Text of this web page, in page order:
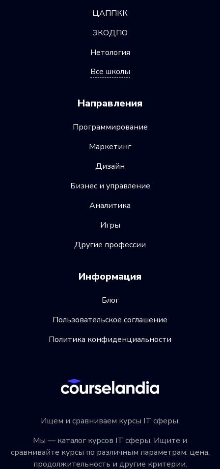
Ищем и сравниваем курсы IT сферы.
Мы — каталог курсов IT сферы. Ищите и
сравнивайте курсы по различным параметрам: цена,
продолжительность и другие критерии.
ЦАППКК
ЭКОДПО
Нетология
Все школы
Направления
Программирование
Маркетинг
Дизайн
Бизнес и управление
Аналитика
Игры
Другие профессии
Информация
Блог
Пользовательское соглашение
Политика конфиденциальности